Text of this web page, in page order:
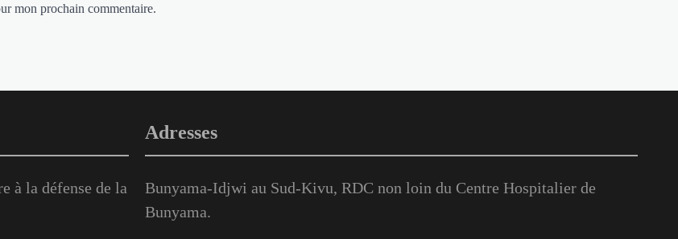
mon prochain commentaire.
à la défense de la
Adresses
Bunyama-Idjwi au Sud-Kivu, RDC non loin du Centre Hospitalier de
Bunyama.